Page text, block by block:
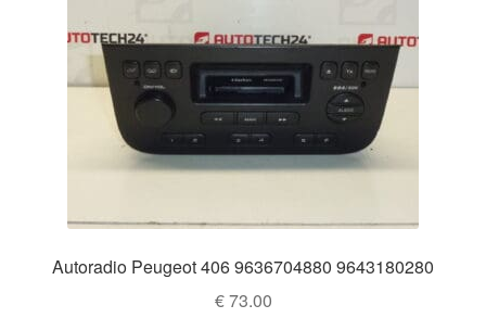
Autoradio Peugeot 406 9636704880 9643180280
€73.00